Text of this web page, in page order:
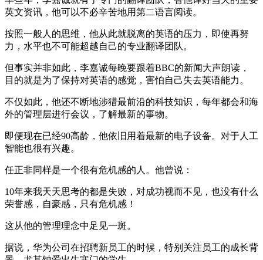
英文资讯，他可以不必辛苦地用第二语言阅读。
按照一般人的思维，他从此就脱离的英语的压力，即使再努
力，水平也不可能超越自己的专业翻译团队。
但事实并非如此，李嘉诚每晚要跟着BBC的新闻大声朗读，
目的就是为了保持对英语的感觉，害怕自己失去英语能力。
不仅如此，他还不断地涉猎最前沿的科技知识，每年都会和海
外的管理层进行会议，了解最新的事物。
即便现在已经90高龄，他依旧用着最新的电子设备。对于人工
智能也很有兴趣。
任正非同样是一个很有危机感的人。他曾说：
10年来我天天思考的都是失败，对成功视而不见，也没有什么
荣誉感，自豪感，只有危机感！
这从他的管理理念中足见一斑。
据说，华为公司在招聘新员工的时候，特别关注员工的成长背